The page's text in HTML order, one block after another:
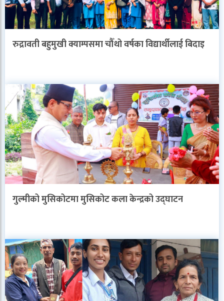
रुद्रावती बहुमुखी क्याम्पसमा चौँथो वर्षका विद्यार्थीलाई बिदाइ
गुल्मीको मुसिकोटमा मुसिकोट कला केन्द्रको उद्घाटन